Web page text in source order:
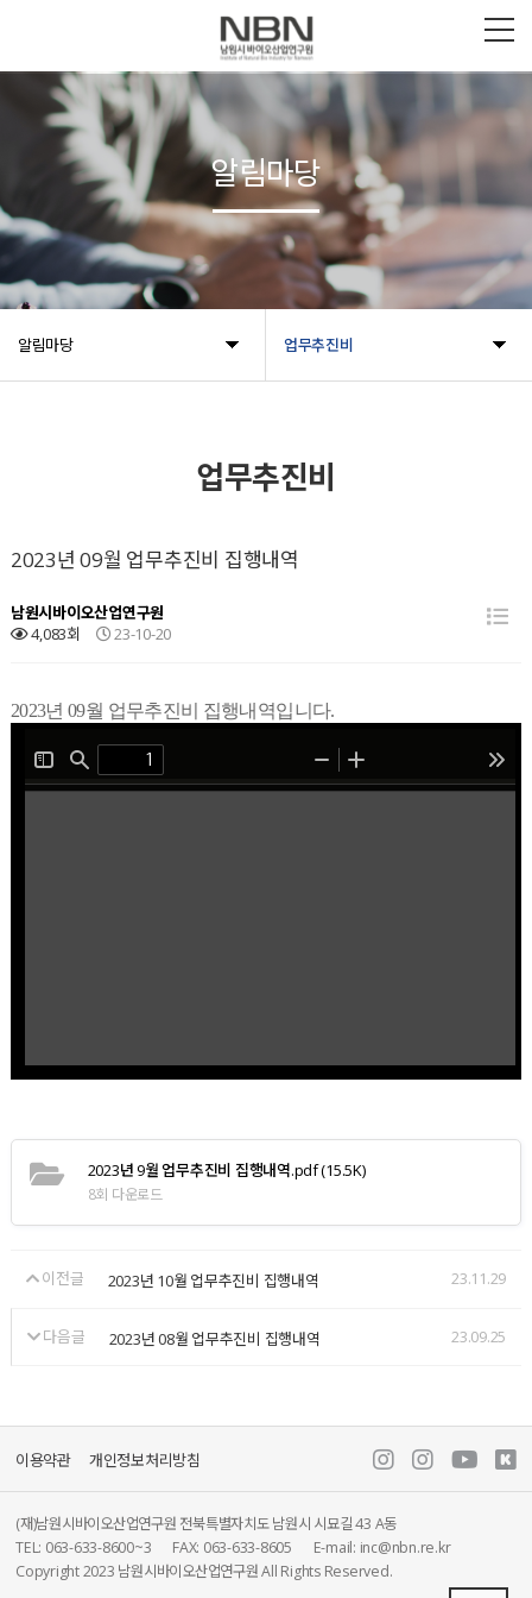
알림마당 업무추진비
알림마당
업무추진비
2023년 09월 업무추진비 집행내역
남원시바이오산업연구원
4,083회
23-10-20
2023년 09월 업무추진비 집행내역입니다.
2023년 9월 업무추진비 집행내역.pdf(15.5K)
8회 다운로드
이전글 2023년 10월 업무추진비 집행내역 23.11.29
다음글 2023년 08월 업무추진비 집행내역 23.09.25
이용약관 개인정보처리방침
(재)남원시바이오산업연구원 전북특별자치도 남원시 시묘길 43 A동
TEL: 063-633-8600~3
FAX: 063-633-8605
E-mail: inc@nbn.re.kr
Copyright 2023 남원시바이오산업연구원 All Rights Reserved.